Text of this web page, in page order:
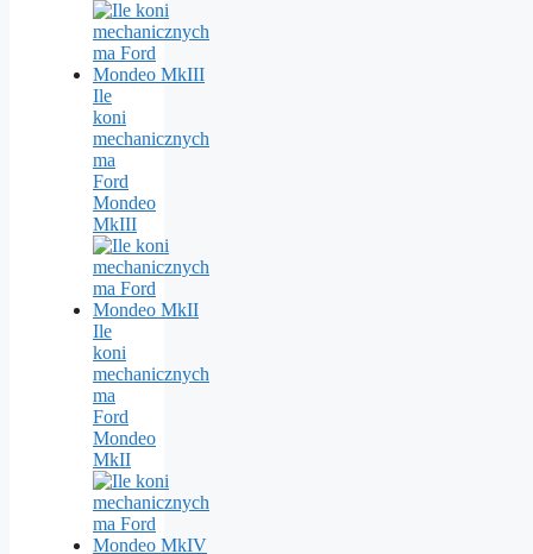
Ile
koni
mechanicznych
ma
Ford
Mondeo
MkIII
Ile
koni
mechanicznych
ma
Ford
Mondeo
MkII